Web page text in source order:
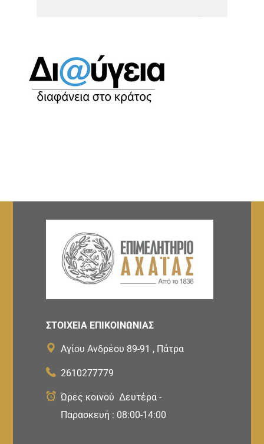
ΣΤΟΙΧΕΙΑ ΕΠΙΚΟΙΝΩΝΙΑΣ
Αγίου Ανδρέου 89-91 , Πάτρα
2610277779
Ώρες κοινού Δευτέρα -
Παρασκευή : 08:00-14:00